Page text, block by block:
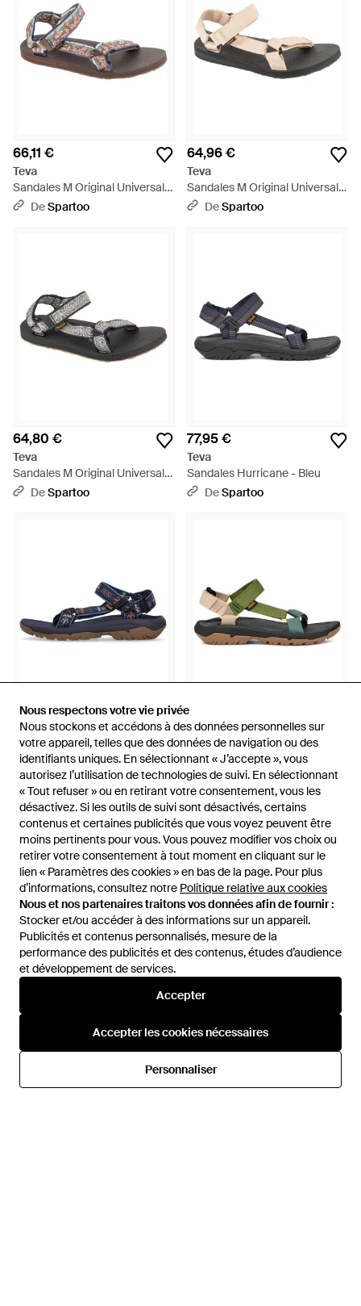
Nous respectons votre vie privée
Nous stockons et accédons à des données personnelles sur
votre appareil, telles que des données de navigation ou des
identifiants uniques. En sélectionnant « J’accepte », vous
autorisez l’utilisation de technologies de suivi. En sélectionnant
« Tout refuser » ou en retirant votre consentement, vous les
désactivez. Si les outils de suivi sont désactivés, certains
contenus et certaines publicités que vous voyez peuvent être
moins pertinents pour vous. Vous pouvez modifier vos choix ou
retirer votre consentement à tout moment en cliquant sur le
lien « Paramètres des cookies » en bas de la page. Pour plus
d’informations, consultez notre Politique relative aux cookies
Nous et nos partenaires traitons vos données afin de fournir :
Stocker et/ou accéder à des informations sur un appareil.
Publicités et contenus personnalisés, mesure de la
performance des publicités et des contenus, études d’audience
et développement de services.
Accepter
Accepter les cookies nécessaires
Personnaliser
Nous respectons votre vie privée
Nous stockons et accédons à des données personnelles sur
votre appareil, telles que des données de navigation ou des
identifiants uniques. En sélectionnant « J’accepte », vous
autorisez l’utilisation de technologies de suivi. En sélectionnant
« Tout refuser » ou en retirant votre consentement, vous les
désactivez. Si les outils de suivi sont désactivés, certains
contenus et certaines publicités que vous voyez peuvent être
moins pertinents pour vous. Vous pouvez modifier vos choix ou
retirer votre consentement à tout moment en cliquant sur le
lien « Paramètres des cookies » en bas de la page. Pour plus
d’informations, consultez notre Politique relative aux cookies
Nous et nos partenaires traitons vos données afin de fournir :
Stocker et/ou accéder à des informations sur un appareil.
Publicités et contenus personnalisés, mesure de la
performance des publicités et des contenus, études d’audience
et développement de services.
Accepter
Accepter les cookies nécessaires
Personnaliser
66,11 €
Teva
Sandales M Original Universal
Sandals - Gris
DeSpartoo
64,96 €
Teva
Sandales M Original Universal
Sandals - Neutre
DeSpartoo
64,80 €
Teva
Sandales M Original Universal
Sandals - Noir
DeSpartoo
77,95 €
Teva
Sandales Hurricane - Bleu
DeSpartoo
82,40 €
Teva
Sandale Hurricane Xlt2 Pour
Hommes - Bleu
DeDrestige
80 €
Teva
Flat Sandals - Vert
DeSpartoo
77,95 €
Sandales Hurricane - Vert
Teva
De